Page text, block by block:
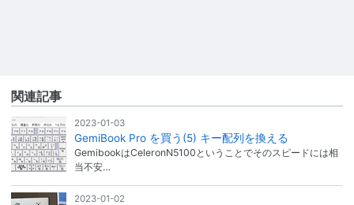
関連記事
2023-01-03
GemiBook Pro を買う(5) キー配列を換える
GemibookはCeleronN5100ということでそのスピードには相
当不安…
2023-01-02